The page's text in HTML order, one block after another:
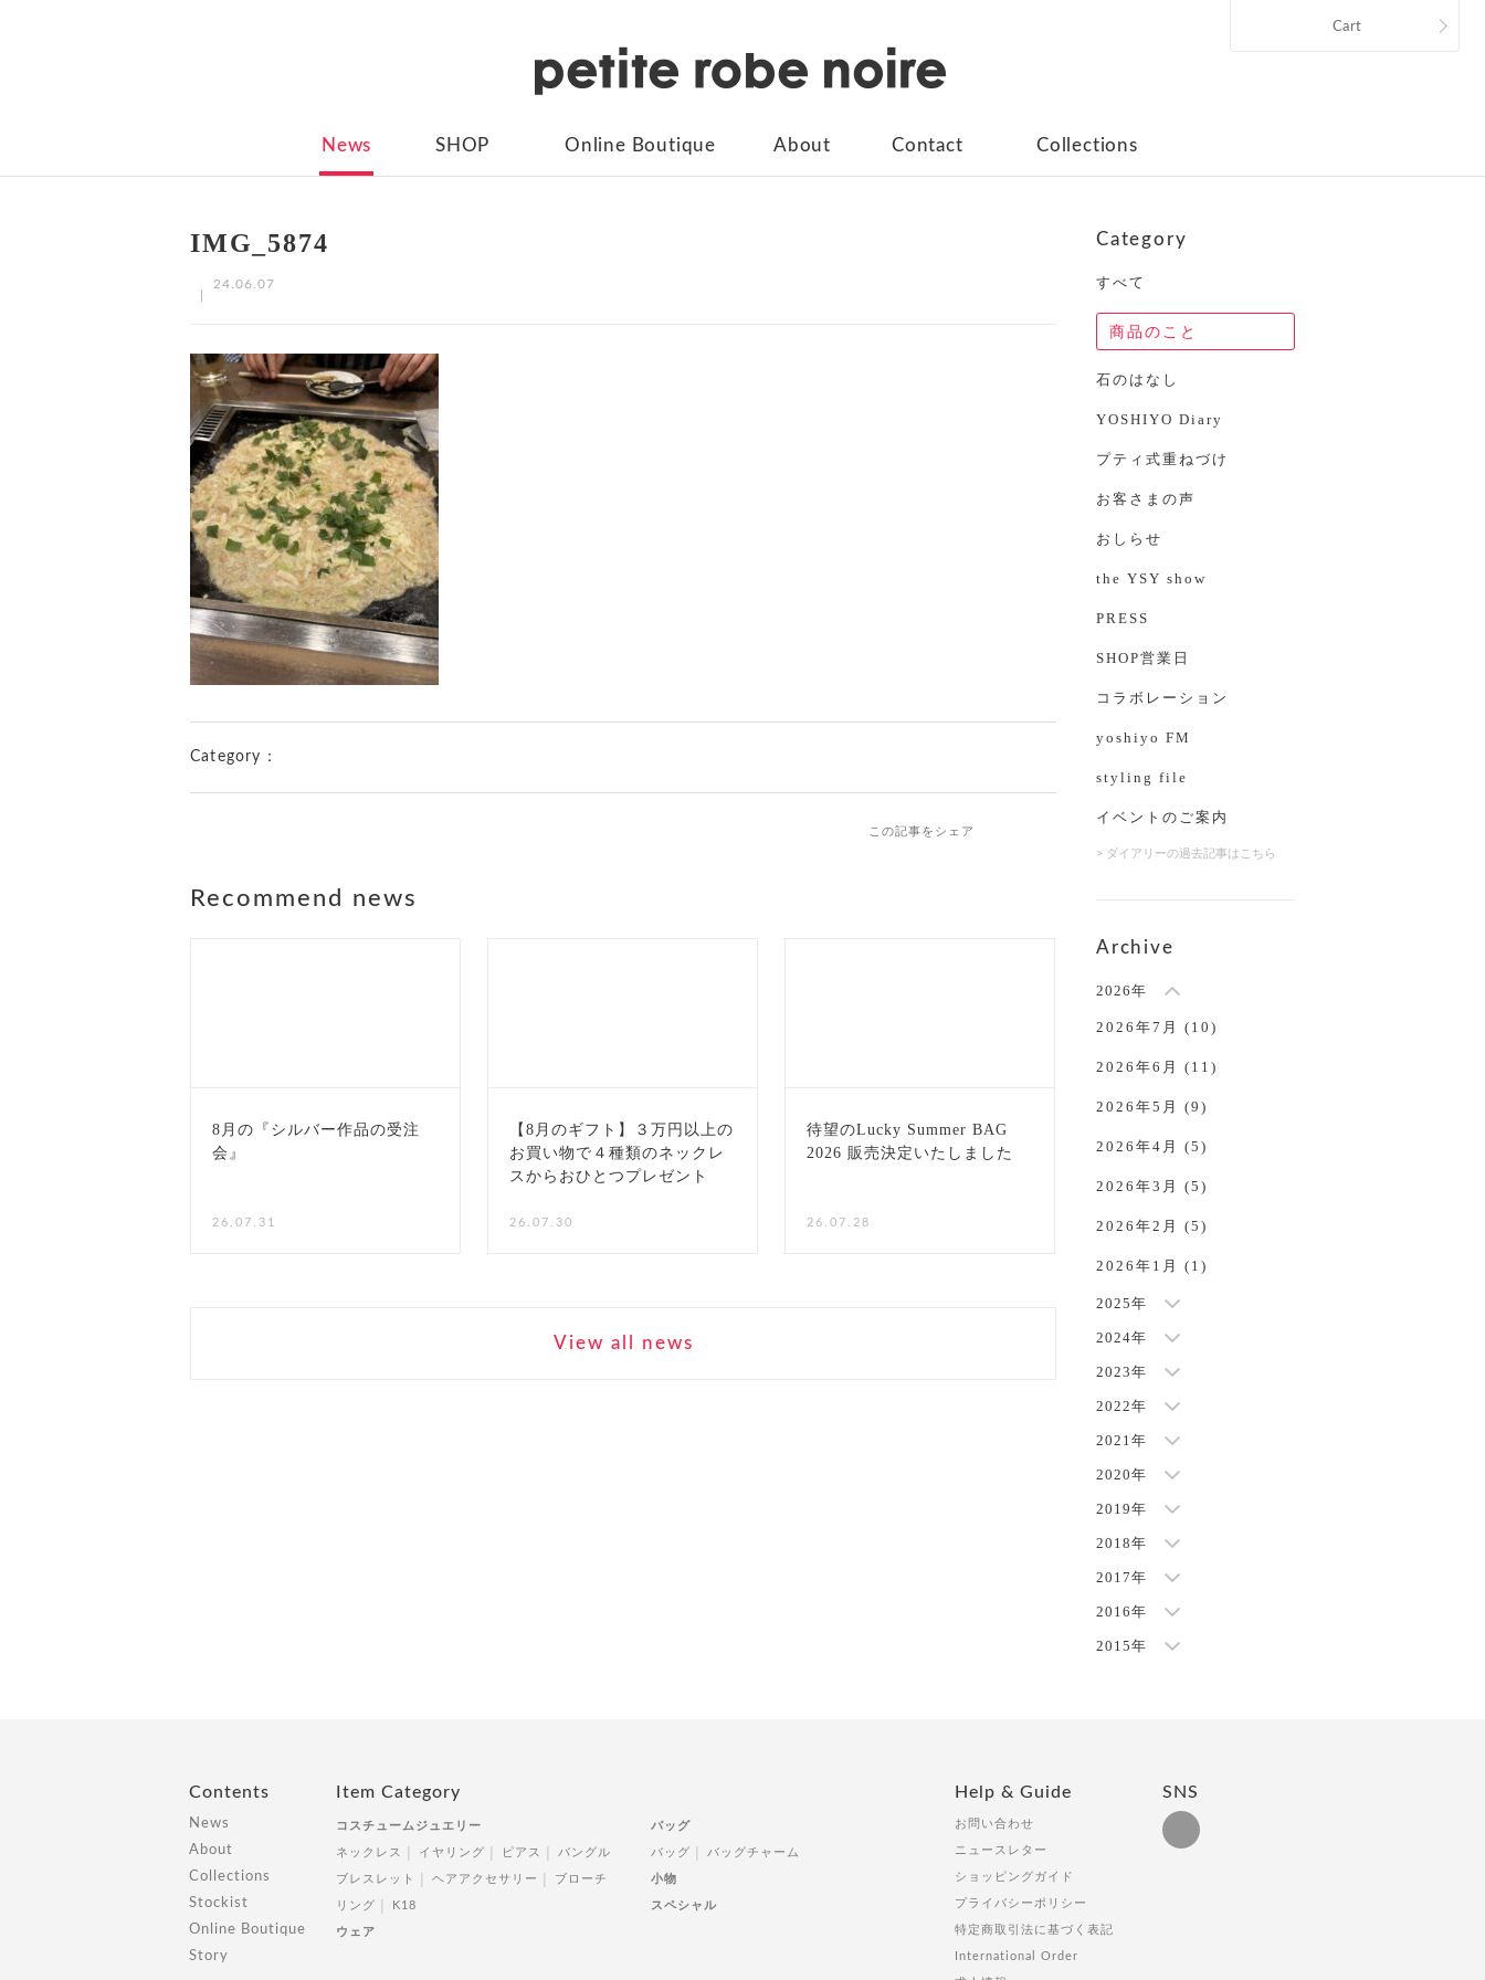
News SHOP Online Boutique About Contact Collections
Cart
IMG_5874
24.06.07
Category：
この記事をシェア
Recommend news
8月の『シルバー作品の受注
会』
26.07.31
【8月のギフト】３万円以上の
お買い物で４種類のネックレ
スからおひとつプレゼント
26.07.30
待望のLucky Summer BAG
2026 販売決定いたしました
26.07.28
View all news
Category
すべて
商品のこと
石のはなし
YOSHIYO Diary
プティ式重ねづけ
お客さまの声
おしらせ
the YSY show
PRESS
SHOP営業日
コラボレーション
yoshiyo FM
styling file
イベントのご案内
> ダイアリーの過去記事はこちら
Archive
2026年
2026年7月 (10)
2026年6月 (11)
2026年5月 (9)
2026年4月 (5)
2026年3月 (5)
2026年2月 (5)
2026年1月 (1)
2025年
2024年
2023年
2022年
2021年
2020年
2019年
2018年
2017年
2016年
2015年
Contents
News
About
Collections
Stockist
Online Boutique
Story
Item Category
コスチュームジュエリー
ネックレス イヤリング ピアス バングル
ブレスレット ヘアアクセサリー ブローチ
リング K18
ウェア
バッグ
バッグ バッグチャーム
小物
スペシャル
Help & Guide
お問い合わせ
ニュースレター
ショッピングガイド
プライバシーポリシー
特定商取引法に基づく表記
International Order
SNS